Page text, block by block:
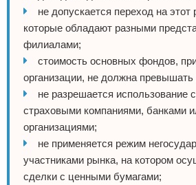
не допускается переход на
которые обладают разными
филиалами;
стоимость основных фондов,
организации, не должна
не разрешается использование
страховыми компаниями, банками
организациями;
не применяется режим
участниками рынка, на котором
сделки с ценными бумагами;